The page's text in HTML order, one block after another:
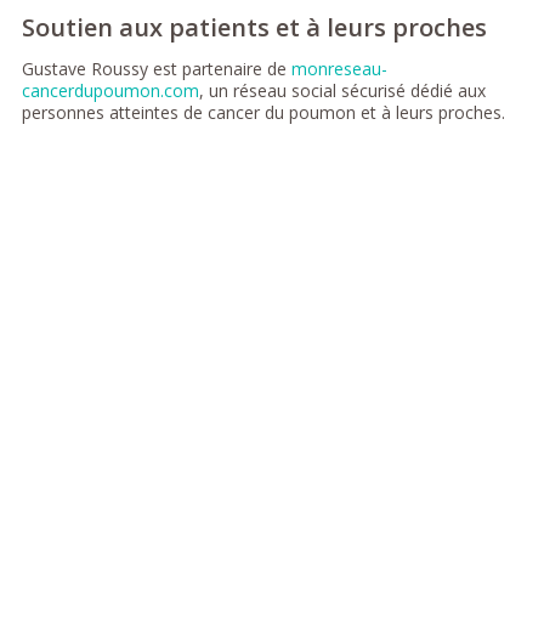
Soutien aux patients et à leurs proches
Gustave Roussy est partenaire de monreseau-
cancerdupoumon.com, un réseau social sécurisé dédié aux
personnes atteintes de cancer du poumon et à leurs proches.